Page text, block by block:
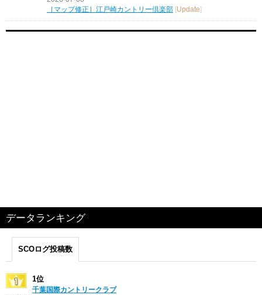
［マップ修正］江戸崎カントリー倶楽部 Update
データランキング
SCOログ投稿数
1位
千葉国際カントリークラブ